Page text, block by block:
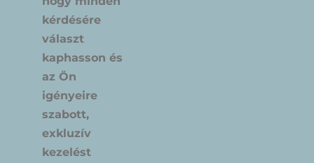
kérdésére
választ
kaphasson és
az Ön
igényeire
szabott,
exkluzív
kezelést